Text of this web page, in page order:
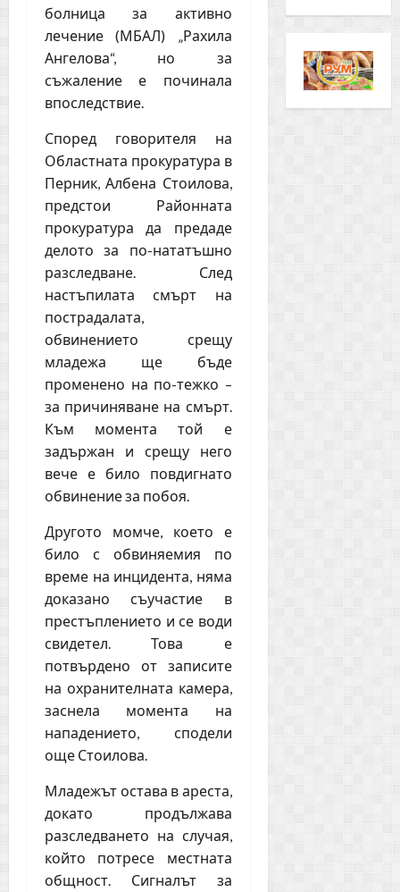
болница за активно
лечение (МБАЛ) „Рахила
Ангелова“, но за
съжаление е починала
впоследствие.
Според говорителя на
Областната прокуратура в
Перник, Албена Стоилова,
предстои Районната
прокуратура да предаде
делото за по-нататъшно
разследване. След
настъпилата смърт на
пострадалата,
обвинението срещу
младежа ще бъде
променено на по-тежко –
за причиняване на смърт.
Към момента той е
задържан и срещу него
вече е било повдигнато
обвинение за побоя.
Другото момче, което е
било с обвиняемия по
време на инцидента, няма
доказано съучастие в
престъплението и се води
свидетел. Това е
потвърдено от записите
на охранителната камера,
заснела момента на
нападението, сподели
още Стоилова.
Младежът остава в ареста,
докато продължава
разследването на случая,
който потресе местната
общност. Сигналът за